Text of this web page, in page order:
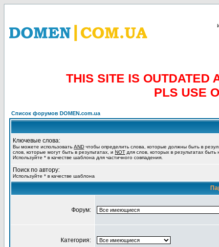
THIS SITE IS OUTDATED
PLS USE
Список форумов DOMEN.com.ua
Ключевые слова:
Вы можете использовать AND чтобы определить слова, которые должны быть в
слов, которые могут быть в результатах, и NOT для слов, которых в результатах
Используйте * в качестве шаблона для частичного совпадения.
Поиск по автору:
Используйте * в качестве шаблона
Форум:
Категория: